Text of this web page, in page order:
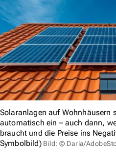
Solaranlagen auf Wohnhäusern
automatisch ein – auch dann,
braucht und die Preise ins
Symbolbild) Bild: © Daria/